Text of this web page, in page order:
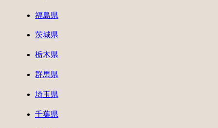
福島県
茨城県
栃木県
群馬県
埼玉県
千葉県